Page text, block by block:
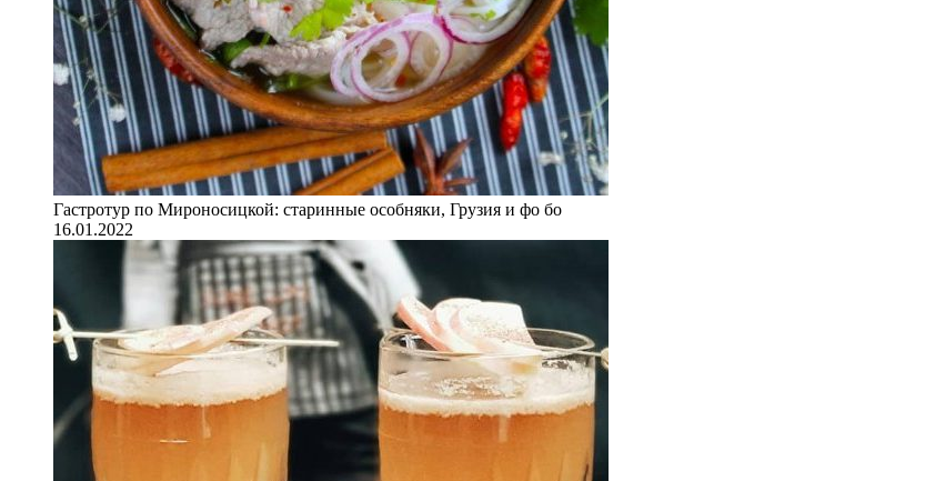
Гастротур по Мироносицкой: старинные особняки, Грузия и фо бо
16.01.2022